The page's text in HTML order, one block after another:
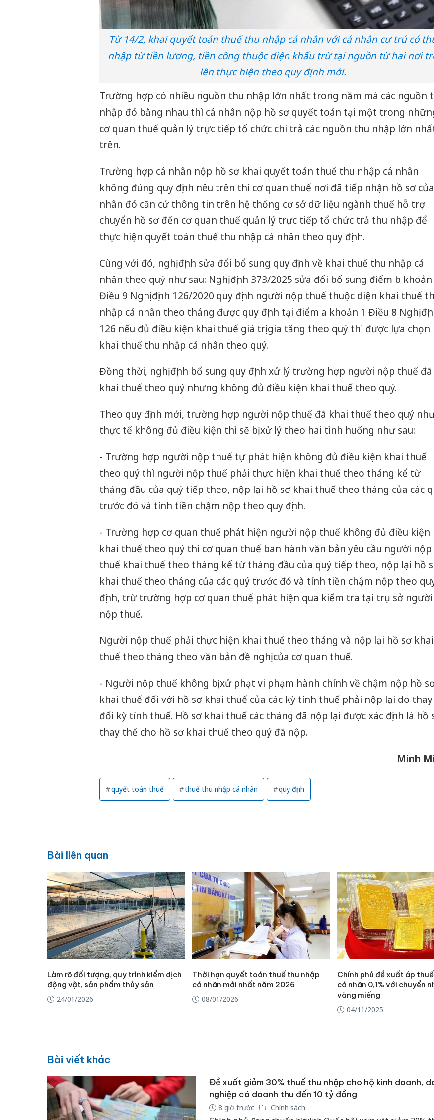
Từ 14/2, khai quyết toán thuế thu nhập cá nhân với cá nhân cư trú có
nhập từ tiền lương, tiền công thuộc diện khấu trừ tại nguồn từ hai nơi
lên thực hiện theo quy định mới.
Trường hợp có nhiều nguồn thu nhập lớn nhất trong năm mà các nguồn
nhập đó bằng nhau thì cá nhân nộp hồ sơ quyết toán tại một trong
cơ quan thuế quản lý trực tiếp tổ chức chi trả các nguồn thu nhập lớn
trên.
Trường hợp cá nhân nộp hồ sơ khai quyết toán thuế thu nhập cá nhân
không đúng quy định nêu trên thì cơ quan thuế nơi đã tiếp nhận hồ sơ
nhân đó căn cứ thông tin trên hệ thống cơ sở dữ liệu ngành thuế hỗ trợ
chuyển hồ sơ đến cơ quan thuế quản lý trực tiếp tổ chức trả thu nhập để
thực hiện quyết toán thuế thu nhập cá nhân theo quy định.
Cùng với đó, nghị định sửa đổi bổ sung quy định về khai thuế thu nhập cá
nhân theo quý như sau: Nghị định 373/2025 sửa đổi bổ sung điểm b khoản
Điều 9 Nghị định 126/2020 quy định người nộp thuế thuộc diện khai thuế
nhập cá nhân theo tháng được quy định tại điểm a khoản 1 Điều 8 Nghị
126 nếu đủ điều kiện khai thuế giá trị gia tăng theo quý thì được lựa chọn
khai thuế thu nhập cá nhân theo quý.
Đồng thời, nghị định bổ sung quy định xử lý trường hợp người nộp thuế đã
khai thuế theo quý nhưng không đủ điều kiện khai thuế theo quý.
Theo quy định mới, trường hợp người nộp thuế đã khai thuế theo quý
thực tế không đủ điều kiện thì sẽ bị xử lý theo hai tình huống như sau:
- Trường hợp người nộp thuế tự phát hiện không đủ điều kiện khai thuế
theo quý thì người nộp thuế phải thực hiện khai thuế theo tháng kể từ
tháng đầu của quý tiếp theo, nộp lại hồ sơ khai thuế theo tháng của các
trước đó và tính tiền chậm nộp theo quy định.
- Trường hợp cơ quan thuế phát hiện người nộp thuế không đủ điều kiện
khai thuế theo quý thì cơ quan thuế ban hành văn bản yêu cầu người nộp
thuế khai thuế theo tháng kể từ tháng đầu của quý tiếp theo, nộp lại hồ
khai thuế theo tháng của các quý trước đó và tính tiền chậm nộp theo
định, trừ trường hợp cơ quan thuế phát hiện qua kiểm tra tại trụ sở người
nộp thuế.
Người nộp thuế phải thực hiện khai thuế theo tháng và nộp lại hồ sơ khai
thuế theo tháng theo văn bản đề nghị của cơ quan thuế.
- Người nộp thuế không bị xử phạt vi phạm hành chính về chậm nộp hồ
khai thuế đối với hồ sơ khai thuế của các kỳ tính thuế phải nộp lại do thay
đổi kỳ tính thuế. Hồ sơ khai thuế các tháng đã nộp lại được xác định là hồ
thay thế cho hồ sơ khai thuế theo quý đã nộp.
Minh
quyết toán thuế thuế thu nhập cá nhân quy định
Bài liên quan
Làm rõ đối tượng, quy trình kiểm dịch
động vật, sản phẩm thủy sản
24/01/2026
Thời hạn quyết toán thuế thu nhập
cá nhân mới nhất năm 2026
08/01/2026
Chính phủ đề xuất áp
cá nhân 0,1% với chuyển
vàng miếng
04/11/2025
Bài viết khác
Đề xuất giảm 30% thuế thu nhập cho hộ kinh doanh,
nghiệp có doanh thu đến 10 tỷ đồng
8 giờ trước Chính sách
sản
kinh
bán